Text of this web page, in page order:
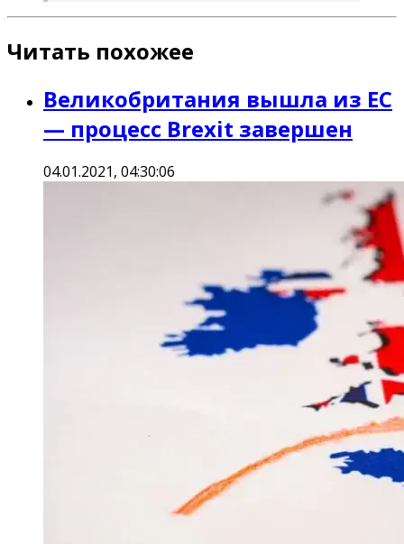
Читать похожее
Великобритания вышла из ЕС
— процесс Brexit завершен
04.01.2021, 04:30:06